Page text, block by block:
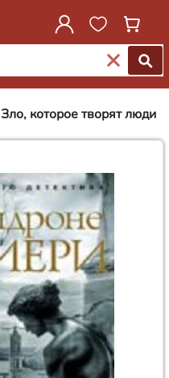
Зло, которое творят люди